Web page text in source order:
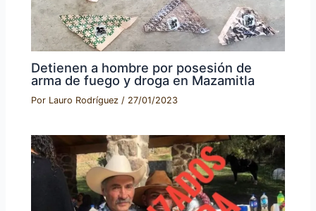
Detienen a hombre por posesión de
arma de fuego y droga en Mazamitla
Por Lauro Rodríguez / 27/01/2023